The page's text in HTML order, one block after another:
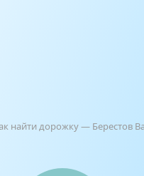
найти дорожку — Берестов